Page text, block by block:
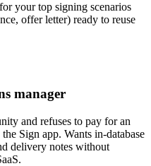
your top signing scenarios
offer letter) ready to reuse
manager
and refuses to pay for an
Sign app. Wants in-database
delivery notes without